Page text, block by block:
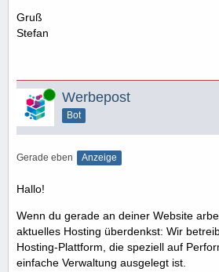
Gruß
Stefan
Online Werbepost
Bot
Gerade eben Anzeige
Hallo!
Wenn du gerade an deiner Website
aktuelles Hosting überdenkst: Wir
Hosting-Plattform, die speziell auf
einfache Verwaltung ausgelegt ist.